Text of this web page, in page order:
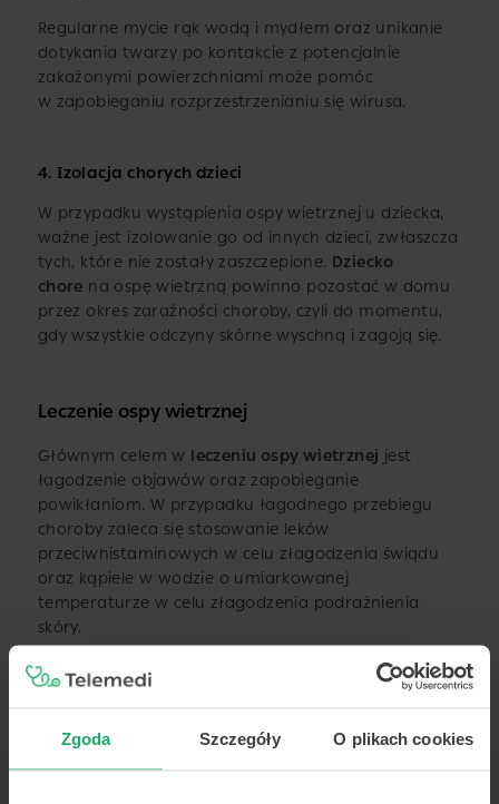
Zgoda Szczegóły O plikach cookies
Regularne mycie rąk wodą i mydłem oraz unikanie
dotykania twarzy po kontakcie z potencjalnie
zakażonymi powierzchniami może pomóc
w zapobieganiu rozprzestrzenianiu się wirusa.
4. Izolacja chorych dzieci
W przypadku wystąpienia ospy wietrznej u dziecka,
ważne jest izolowanie go od innych dzieci, zwłaszcza
tych, które nie zostały zaszczepione. Dziecko
chore na ospę wietrzną powinno pozostać w domu
przez okres zaraźności choroby, czyli do momentu,
gdy wszystkie odczyny skórne wyschną i zagoją się.
Leczenie ospy wietrznej
Głównym celem w leczeniu ospy wietrznej jest
łagodzenie objawów oraz zapobieganie
powikłaniom. W przypadku łagodnego przebiegu
choroby zaleca się stosowanie leków
przeciwhistaminowych w celu złagodzenia świądu
oraz kąpiele w wodzie o umiarkowanej
temperaturze w celu złagodzenia podrażnienia
skóry.
Przeczytaj także o: